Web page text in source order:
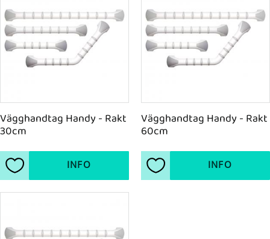
Vägghandtag Handy - Rakt
30cm
Lägg till i favoriter
INFO
Vägghandtag Handy - Rakt
60cm
Lägg till i favoriter
INFO